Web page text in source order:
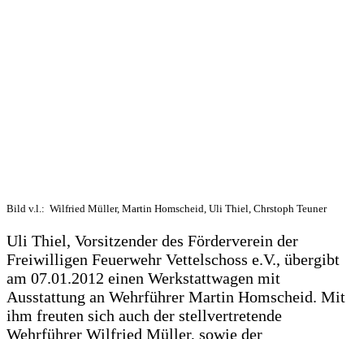
Bild v.l.: Wilfried Müller, Martin Homscheid, Uli Thiel, Chrstoph Teuner
Uli Thiel, Vorsitzender des Förderverein der
Freiwilligen Feuerwehr Vettelschoss e.V., übergibt
am 07.01.2012 einen Werkstattwagen mit
Ausstattung an Wehrführer Martin Homscheid. Mit
ihm freuten sich auch der stellvertretende
Wehrführer Wilfried Müller, sowie der